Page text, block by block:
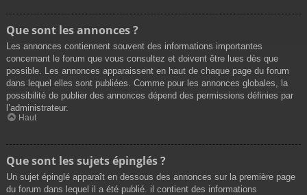
Que sont les annonces ?
Les annonces contiennent souvent des informations importantes
concernant le forum que vous consultez et doivent être lues dès que
possible. Les annonces apparaissent en haut de chaque page du forum
dans lequel elles sont publiées. Comme pour les annonces globales, la
possibilité de publier des annonces dépend des permissions définies par
l’administrateur.
Haut
Que sont les sujets épinglés ?
Un sujet épinglé apparaît en dessous des annonces sur la première page
du forum dans lequel il a été publié. il contient des informations